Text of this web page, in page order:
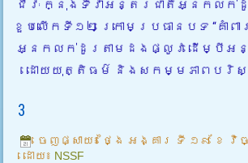
ជីវៈ ក្នុងទិវាអន្តរជាតិអ្នកលក់
ខួបលើកទី១២ ក្រោមប្រធានបទ “គាំ
អ្នកលក់ដូរតាមដងផ្លូវ ដើម្បីអ
ដោយយុត្តិធម៌ និងសកម្មភាពបរិស្ថ
3
ចេញផ្សាយ៖ ថ្ងៃ អង្គារ ទី ១៩ ខែ
ដោយ៖ NSSF